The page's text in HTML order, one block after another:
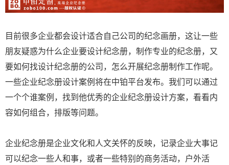
目前很多企业都会设计适合自己公司的纪念画册，这让一些
朋友疑惑为什么企业要设计纪念册，制作专业的纪念册，又
要如何找设计纪念册的公司，怎么开展纪念册制作工作呢。
一些企业纪念册设计案例将在中铂平台发布。我们可以通过
一个个谁案例，找到他优秀的企业纪念册设计方案，看看内
容如何组合，排版等问题。
企业纪念册是企业文化和人文关怀的反映，记录企业大事记
可以纪念一些人和事，或者一些特别的商务活动，户外活